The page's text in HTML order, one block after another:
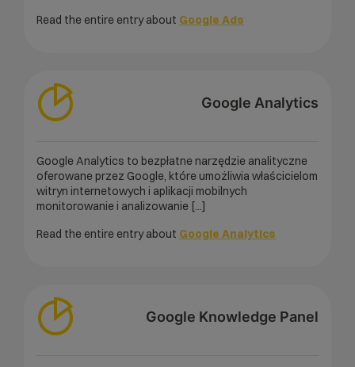
Read the entire entry about Google Ads
Google Analytics
Google Analytics to bezpłatne narzędzie analityczne
oferowane przez Google, które umożliwia właścicielom
witryn internetowych i aplikacji mobilnych
monitorowanie i analizowanie [...]
Read the entire entry about Google Analytics
Google Knowledge Panel